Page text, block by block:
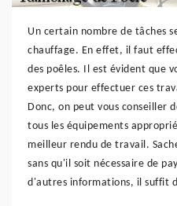
Un certain nombre de tâches
chauffage. En effet, il faut
des poêles. Il est évident que
experts pour effectuer ces
Donc, on peut vous conseiller
tous les équipements
meilleur rendu de travail.
sans qu'il soit nécessaire de
d'autres informations, il suffit